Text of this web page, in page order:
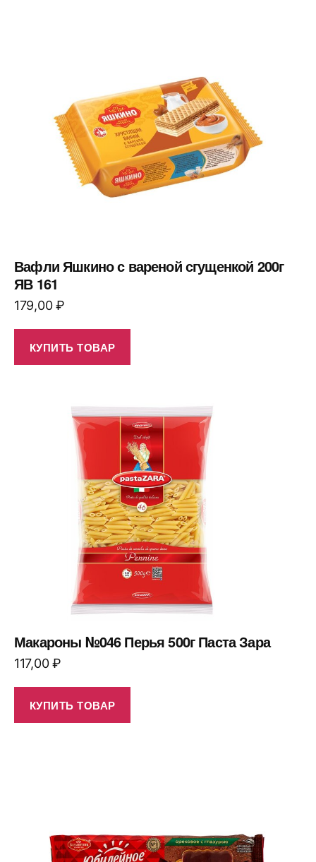
Вафли Яшкино с вареной сгущенкой 200г
ЯВ 161
179,00₽
КУПИТЬ ТОВАР
Макароны №046 Перья 500г Паста Зара
117,00₽
КУПИТЬ ТОВАР